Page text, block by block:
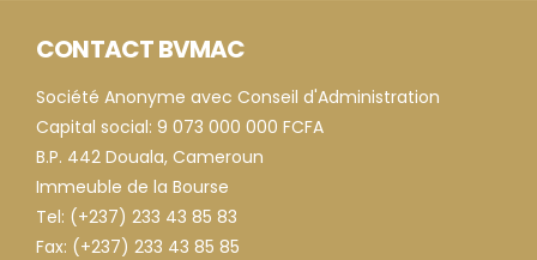
CONTACT BVMAC
Société Anonyme avec Conseil d'Administration
Capital social: 9 073 000 000 FCFA
B.P. 442 Douala, Cameroun
Immeuble de la Bourse
Tel: (+237) 233 43 85 83
Fax: (+237) 233 43 85 85